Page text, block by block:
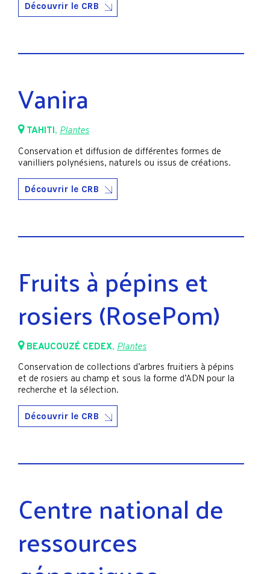
Découvrir le CRB
Vanira
TAHITI, Plantes
Conservation et diffusion de différentes formes de
vanilliers polynésiens, naturels ou issus de créations.
Découvrir le CRB
Fruits à pépins et
rosiers (RosePom)
BEAUCOUZÉ CEDEX, Plantes
Conservation de collections d’arbres fruitiers à pépins
et de rosiers au champ et sous la forme d’ADN pour la
recherche et la sélection.
Découvrir le CRB
Centre national de
ressources